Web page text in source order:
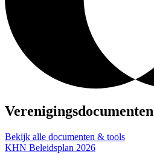
Verenigingsdocumenten
Bekijk alle documenten & tools
KHN Beleidsplan 2026